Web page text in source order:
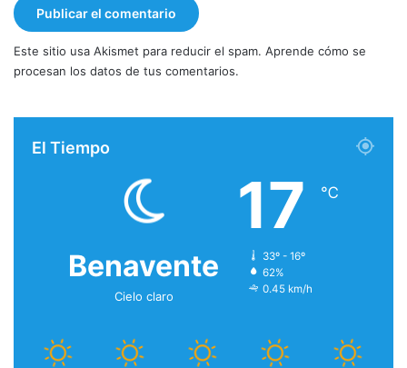
Este sitio usa Akismet para reducir el spam. Aprende cómo se
procesan los datos de tus comentarios.
El Tiempo
Benavente
Cielo claro
17 ℃
33º - 16º
62%
0.45 km/h